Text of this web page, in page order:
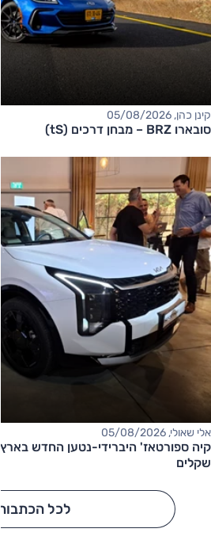
קינן כהן, 05/08/2026
סובארו BRZ – מבחן דרכים (tS)
אלי שאולי, 05/08/2026
שקלים
לכל הכתבות